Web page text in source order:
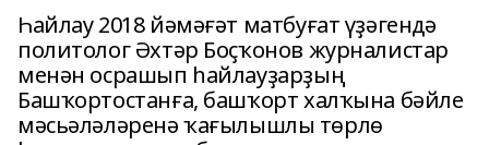
Һайлау 2018 йәмәғәт матбуғат үҙәгендә
политолог Әхтәр Боҫҡонов журналистар
менән осрашып һайлауҙарҙың
Башҡортостанға, башҡорт халҡына бәйле
мәсьәләләренә ҡағылышлы төрлө